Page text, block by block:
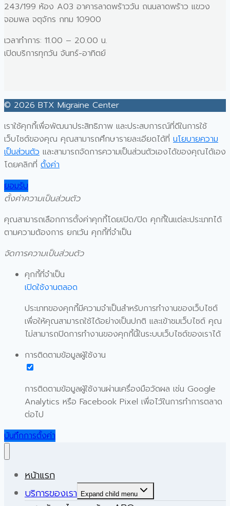
243/199 ห้อง A03 อาคารลาดพร้าววัน ถนนลาดพร้าว แขวง
จอมพล จตุจักร กทม 10900
เวลาทำการ: 11.00 – 20.00 น.
เปิดบริการทุกวัน จันทร์-อาทิตย์
© 2026 BTX Migraine Center
เราใช้คุกกี้เพื่อพัฒนาประสิทธิภาพ และประสบการณ์ที่ดีในการใช้
เว็บไซต์ของคุณ คุณสามารถศึกษารายละเอียดได้ที่ นโยบายความ
เป็นส่วนตัว และสามารถจัดการความเป็นส่วนตัวเองได้ของคุณได้เอง
โดยคลิกที่ ตั้งค่า
ยอมรับ
ตั้งค่าความเป็นส่วนตัว
คุณสามารถเลือกการตั้งค่าคุกกี้โดยเปิด/ปิด คุกกี้ในแต่ละประเภทได้
ตามความต้องการ ยกเว้น คุกกี้ที่จำเป็น
จัดการความเป็นส่วนตัว
คุกกี้ที่จำเป็น
เปิดใช้งานตลอด
ประเภทของคุกกี้มีความจำเป็นสำหรับการทำงานของเว็บไซต์
เพื่อให้คุณสามารถใช้ได้อย่างเป็นปกติ และเข้าชมเว็บไซต์ คุณ
ไม่สามารถปิดการทำงานของคุกกี้นี้ในระบบเว็บไซต์ของเราได้
การติดตามข้อมูลผู้ใช้งาน
การติดตามข้อมูลผู้ใช้งานผ่านเครื่องมือวัดผล เช่น Google
Analytics หรือ Facebook Pixel เพื่อไว้ในการทำการตลาด
ต่อไป
บันทึกการตั้งค่า
หน้าแรก
บริการของเรา Expand child menu